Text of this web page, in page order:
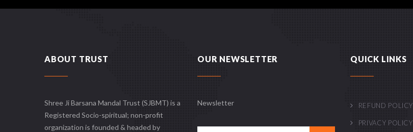
ABOUT TRUST
Shree Ji Barsana Mandal Trust (SJBMT) is a
Registered Socio-spiritual; non-profit
organization is founded & headed by
OUR NEWSLETTER
Newsletter
QUICK LINKS
REFUND POLICY
PRIVACY POLICY